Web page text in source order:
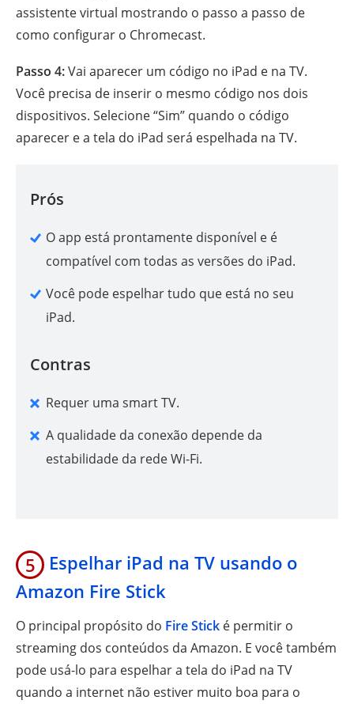
assistente virtual mostrando o passo a passo de
como configurar o Chromecast.
Passo 4:Vai aparecer um código no iPad e na TV.
Você precisa de inserir o mesmo código nos dois
dispositivos. Selecione “Sim” quando o código
aparecer e a tela do iPad será espelhada na TV.
Prós
O app está prontamente disponível e é
compatível com todas as versões do iPad.
Você pode espelhar tudo que está no seu
iPad.
Contras
Requer uma smart TV.
A qualidade da conexão depende da
estabilidade da rede Wi-Fi.
5
Espelhar iPad na TV usando o
Amazon Fire Stick
O principal propósito do Fire Stick é permitir o
streaming dos conteúdos da Amazon. E você também
pode usá-lo para espelhar a tela do iPad na TV
quando a internet não estiver muito boa para o